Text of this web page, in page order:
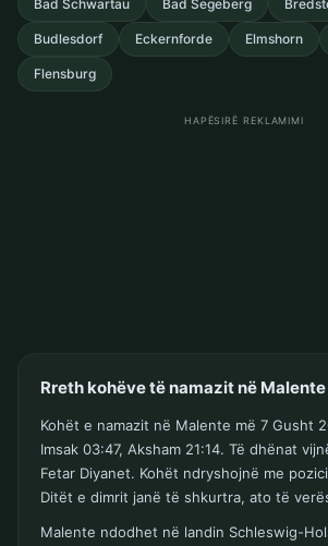
Bad Schwartau Bad Segeberg
Budlesdorf Eckernforde Elmshorn
Flensburg
HAPËSIRË REKLAMIMI
Rreth kohëve të namazit në Malente
Kohët e namazit në Malente më 7 Gusht
Imsak 03:47, Aksham 21:14. Të dhënat
Fetar Diyanet. Kohët ndryshojnë me
Ditët e dimrit janë të shkurtra, ato të
Malente ndodhet në landin Schleswig-